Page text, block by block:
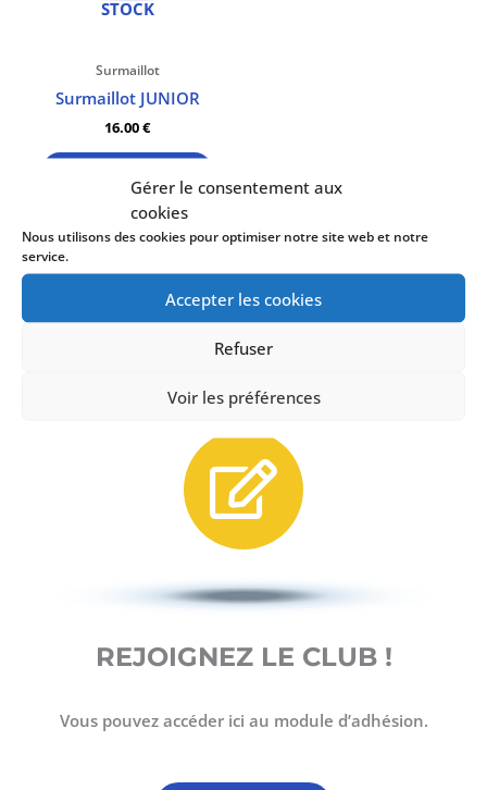
Gérer le consentement aux
cookies
Nous utilisons des cookies pour optimiser notre site web et notre
service.
Accepter les cookies
Refuser
Voir les préférences
STOCK
Surmaillot
Surmaillot JUNIOR
16.00€
REJOIGNEZ LE CLUB !
Vous pouvez accéder ici au module d’adhésion.